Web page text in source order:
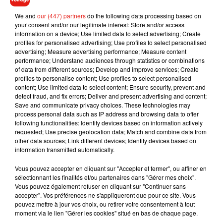
6 août 2026
Il y a 10 ans, DJ Snake changeait de
dimension avec son premier...
3 août 2026
Fred again.. et Latin Mafia dévoilent enfin
leur mixtape créée en...
31 juillet 2026
dévoilent « Happiness Is So Sad »
We and our (447) partnersdo the following data processing based on
your consent and/or our legitimate interest: Store and/or access
information on a device; Use limited data to select advertising; Create
profiles for personalised advertising; Use profiles to select personalised
advertising; Measure advertising performance; Measure content
performance; Understand audiences through statistics or combinations
of data from different sources; Develop and improve services; Create
profiles to personalise content; Use profiles to select personalised
content; Use limited data to select content; Ensure security, prevent and
detect fraud, and fix errors; Deliver and present advertising and content;
Save and communicate privacy choices. These technologies may
process personal data such as IP address and browsing data to offer
following functionalities: Identify devices based on information actively
requested; Use precise geolocation data; Match and combine data from
other data sources; Link different devices; Identify devices based on
information transmitted automatically.
Vous pouvez accepter en cliquant sur "Accepter et fermer", ou affiner en
sélectionnant les finalités et/ou partenaires dans "Gérer mes choix".
Vous pouvez également refuser en cliquant sur "Continuer sans
accepter". Vos préférences ne s'appliqueront que pour ce site. Vous
pouvez mettre à jour vos choix, ou retirer votre consentement à tout
moment via le lien "Gérer les cookies" situé en bas de chaque page.